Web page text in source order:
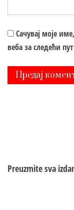
Сачувај моје
веба за следећи
Preuzmite sva